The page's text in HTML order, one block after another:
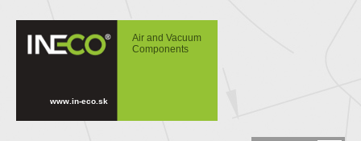
Sacie a vákuové filtre pre solárne a
polovodičové aplikácie
Air and Vacuum
Components
www.in-eco.sk